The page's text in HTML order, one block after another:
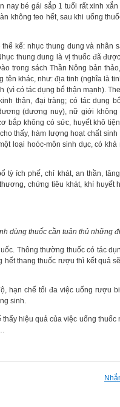
nay bé gái sắp 1 tuổi rất xinh xắn
không teo hết, sau khi uống
kể: nhục thung dung và nhân
thung dung là vị thuốc đã
trong sách Thần Nông bản
tên khác, như: địa tinh (nghĩa là
(vì có tác dụng bổ thận mạnh).
thận, đại tràng; có tác dụng
(dương nuy), nữ giới
bắp không có sức, huyết khô
thấy, hàm lượng hoạt chất sinh
loại hoóc-môn sinh dục, có khả
tỳ ích phế, chỉ khát, an thần,
chứng tiêu khát, khí huyết
dùng thuốc cần tuân thủ những
Thông thường thuốc có tác
thang thuốc rượu thì kết quả
hạn chế tối đa việc uống rượu
sinh.
hiệu quả của việc uống thuốc